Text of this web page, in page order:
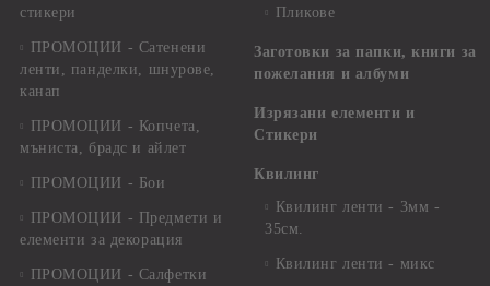
стикери
ПРОМОЦИИ - Сатенени
ленти, панделки, шнурове,
канап
ПРОМОЦИИ - Копчета,
мъниста, брадс и айлет
ПРОМОЦИИ - Бои
ПРОМОЦИИ - Предмети и
елементи за декорация
ПРОМОЦИИ - Салфетки
Пликове
Заготовки за папки, книги за
пожелания и албуми
Изрязани елементи и
Стикери
Квилинг
Квилинг ленти - 3мм -
35см.
Квилинг ленти - микс